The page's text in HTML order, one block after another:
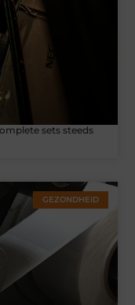
sets steeds
GEZONDHEID